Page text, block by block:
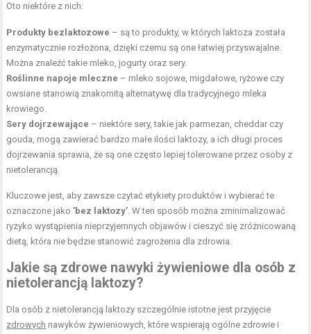
Oto niektóre z nich:
Produkty bezlaktozowe – są to produkty, w których laktoza została
enzymatycznie rozłożona, dzięki czemu są one łatwiej przyswajalne.
Można znaleźć takie mleko, jogurty oraz sery.
Roślinne napoje mleczne – mleko sojowe, migdałowe, ryżowe czy
owsiane stanowią znakomitą alternatywę dla tradycyjnego mleka
krowiego.
Sery dojrzewające – niektóre sery, takie jak parmezan, cheddar czy
gouda, mogą zawierać bardzo małe ilości laktozy, a ich długi proces
dojrzewania sprawia, że są one często lepiej tolerowane przez osoby z
nietolerancją.
Kluczowe jest, aby zawsze czytać etykiety produktów i wybierać te
oznaczone jako’bez laktozy’. W ten sposób można zminimalizować
ryzyko wystąpienia nieprzyjemnych objawów i cieszyć się zróżnicowaną
dietą, która nie będzie stanowić zagrożenia dla zdrowia.
Jakie są zdrowe nawyki żywieniowe dla osób z
nietolerancją laktozy?
Dla osób z nietolerancją laktozy szczególnie istotne jest przyjęcie
zdrowych nawyków żywieniowych, które wspierają ogólne zdrowie i